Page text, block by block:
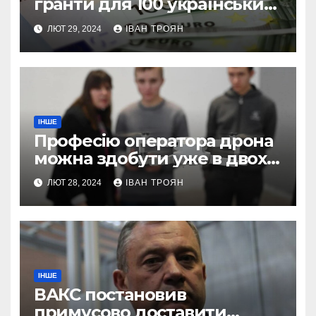
підприємств
ЛЮТ 29, 2024 ІВАН ТРОЯН
ІНШЕ
Професію оператора дрона
можна здобути уже в двох
профтехах Львівщини
ЛЮТ 28, 2024 ІВАН ТРОЯН
ІНШЕ
ВАКС постановив